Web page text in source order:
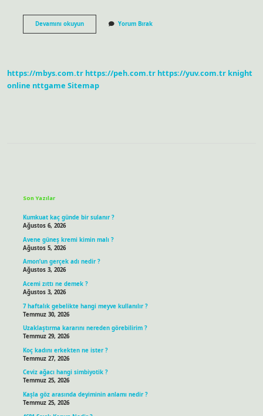
Devamını okuyunTürkiyenin
En
Yorum Bırak
https://mbys.com.tr https://peh.com.tr https://yuv.com.tr knight
online nttgame Sitemap
Son Yazılar
Kumkuat kaç günde bir sulanır ?
Ağustos 6, 2026
Avene güneş kremi kimin malı ?
Ağustos 5, 2026
Amon’un gerçek adı nedir ?
Ağustos 3, 2026
Acemi zıttı ne demek ?
Ağustos 3, 2026
7 haftalık gebelikte hangi meyve kullanılır ?
Temmuz 30, 2026
Uzaklaştırma kararını nereden görebilirim ?
Temmuz 29, 2026
Koç kadını erkekten ne ister ?
Temmuz 27, 2026
Ceviz ağacı hangi simbiyotik ?
Temmuz 25, 2026
Kaşla göz arasında deyiminin anlamı nedir ?
Temmuz 25, 2026